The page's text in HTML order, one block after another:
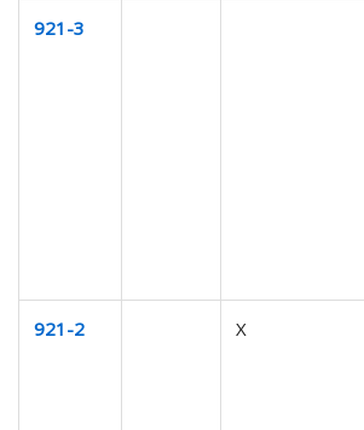
921-3
921-2 X